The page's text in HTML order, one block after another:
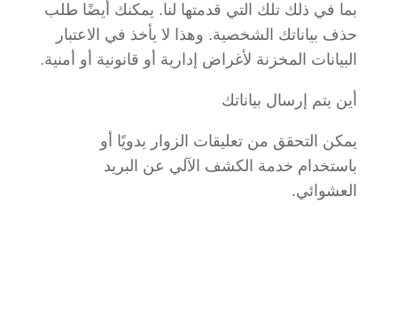
بما في ذلك تلك التي قدمتها لنا. يمكنك أيضًا طلب
حذف بياناتك الشخصية. وهذا لا يأخذ في الاعتبار
البيانات المخزنة لأغراض إدارية أو قانونية أو أمنية.
أين يتم إرسال بياناتك
يمكن التحقق من تعليقات الزوار يدويًا أو
باستخدام خدمة الكشف الآلي عن البريد
العشوائي.